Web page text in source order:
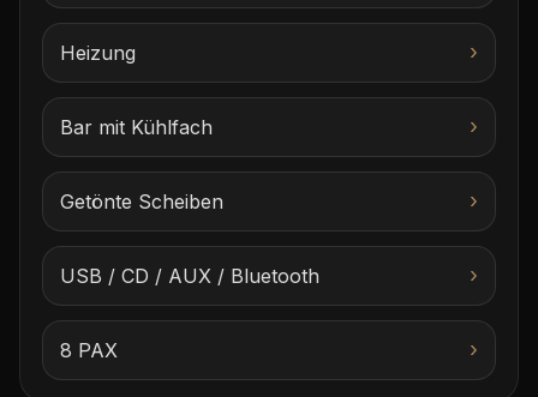
Heizung ›
Bar mit Kühlfach ›
Getönte Scheiben ›
USB / CD / AUX / Bluetooth ›
8 PAX ›